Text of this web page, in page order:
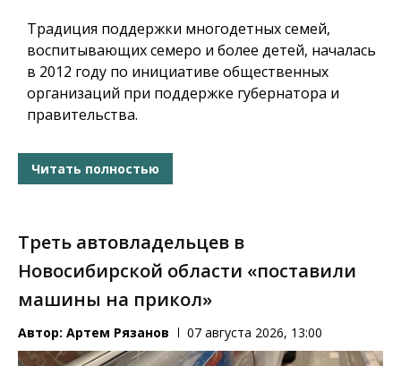
Традиция поддержки многодетных семей,
воспитывающих семеро и более детей, началась
в 2012 году по инициативе общественных
организаций при поддержке губернатора и
правительства.
Читать полностью
Треть автовладельцев в
Новосибирской области «поставили
машины на прикол»
Автор: Артем Рязанов 07 августа 2026, 13:00